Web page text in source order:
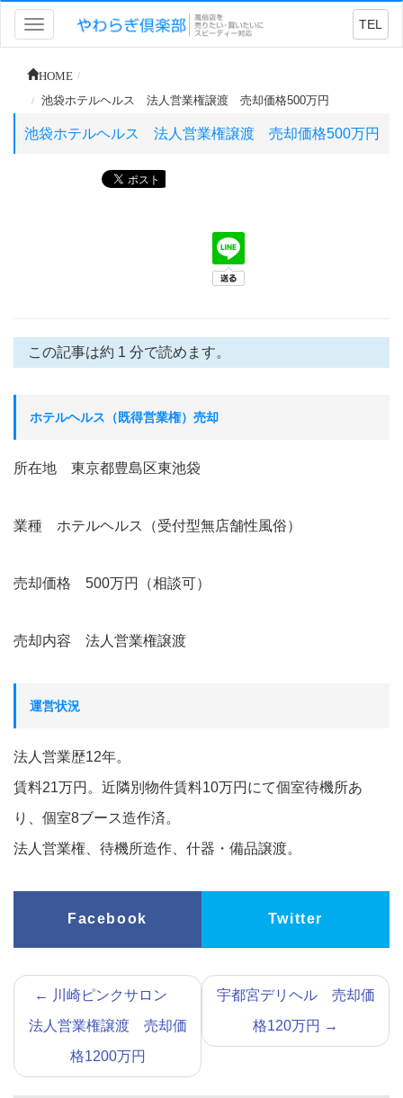
Toggle
navigation
TEL
HOME
池袋ホテルヘルス 法人営業権譲渡 売却価格500万円
池袋ホテルヘルス 法人営業権譲渡 売却価格500万円
この記事は約 1 分で読めます。
ホテルヘルス（既得営業権）売却
所在地 東京都豊島区東池袋
業種 ホテルヘルス（受付型無店舗性風俗）
売却価格 500万円（相談可）
売却内容 法人営業権譲渡
運営状況
法人営業歴12年。
賃料21万円。近隣別物件賃料10万円にて個室待機所あ
り、個室8ブース造作済。
法人営業権、待機所造作、什器・備品譲渡。
Facebook Twitter
← 川崎ピンクサロン
法人営業権譲渡 売却価
格1200万円
宇都宮デリヘル 売却価
格120万円 →